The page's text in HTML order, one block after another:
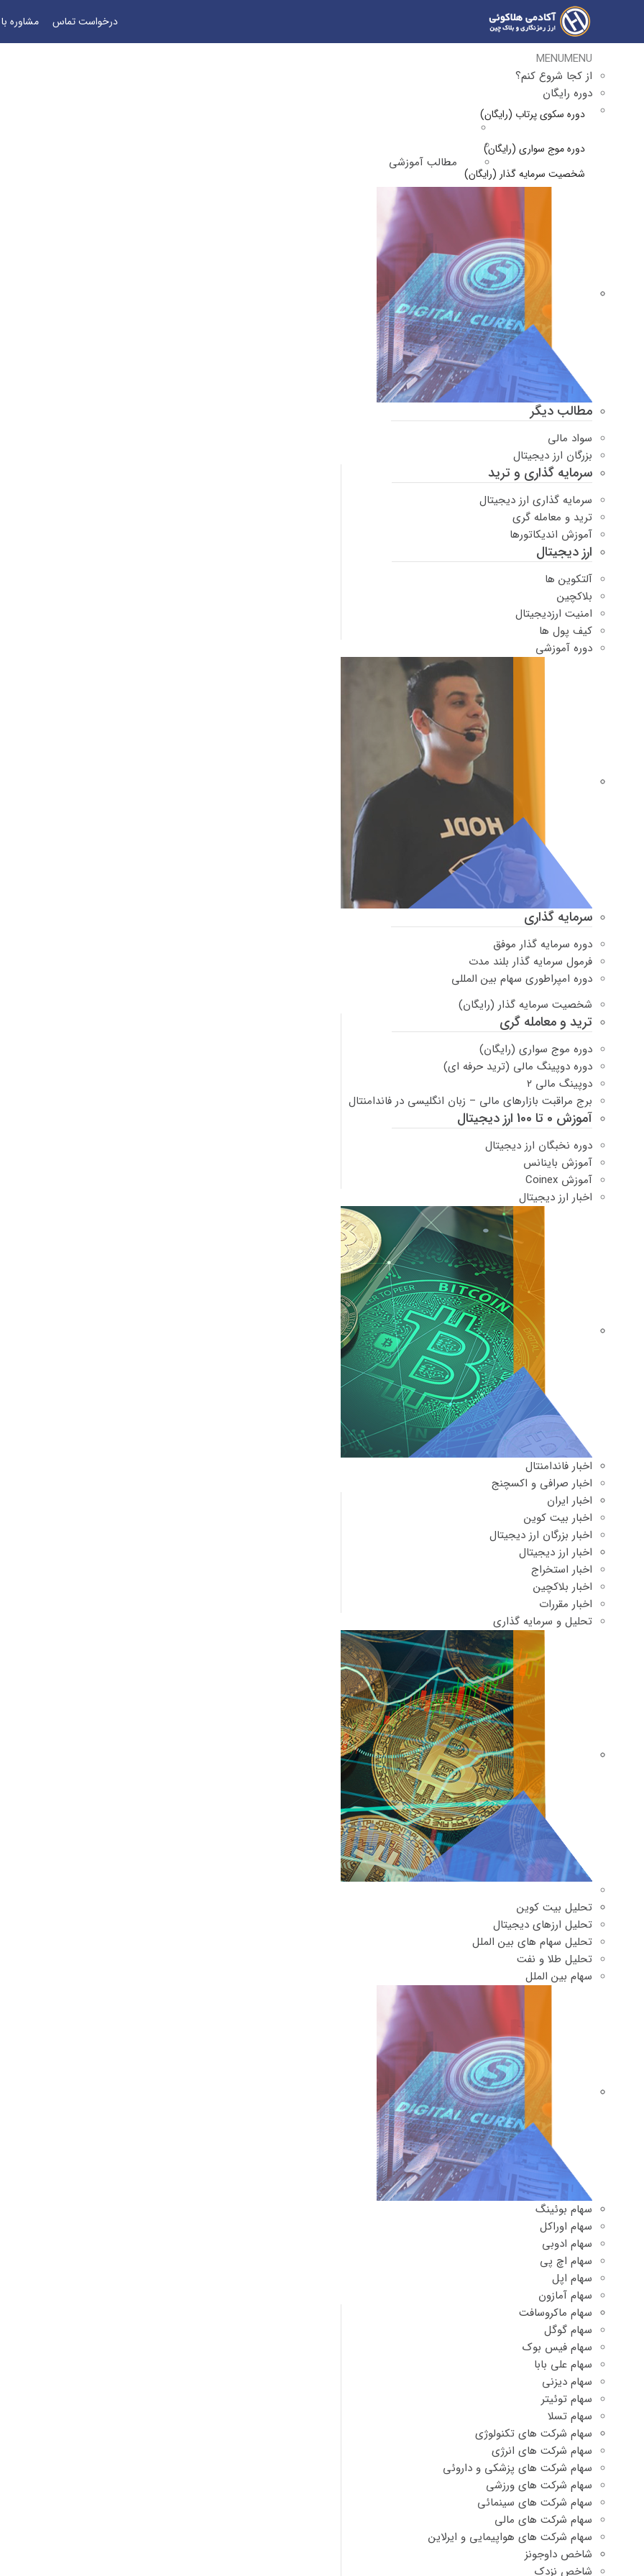
درخواست تماس مشاوره
MENUMENU
از کجا شروع کنم؟
دوره رایگان
دوره سکوی پرتاب (رایگان)
دوره موج سواری (رایگان)
شخصیت سرمایه گذار (رایگان)
مطالب آموزشی
مطالب دیگر
سواد مالی
بزرگان ارز دیجیتال
سرمایه گذاری و ترید
سرمایه گذاری ارز دیجیتال
ترید و معامله گری
آموزش اندیکاتورها
ارز دیجیتال
آلتکوین ها
بلاکچین
امنیت ارزدیجیتال
کیف پول ها
دوره‌ آموزشی
سرمایه گذاری
دوره سرمایه گذار موفق
فرمول سرمایه گذار بلند مدت
دوره امپراطوری سهام بین المللی
شخصیت سرمایه گذار (رایگان)
ترید و معامله گری
دوره موج سواری (رایگان)
دوره دوپینگ مالی (ترید حرفه ای)
دوپینگ مالی ۲
برج مراقبت بازارهای مالی – زبان انگلیسی در فاندامنتال
آموزش 0 تا 100 ارز دیجیتال
دوره نخبگان ارز دیجیتال
آموزش باینانس
آموزش Coinex
اخبار ارز دیجیتال
اخبار فاندامنتال
اخبار صرافی و اکسچنج
اخبار ایران
اخبار بیت کوین
اخبار بزرگان ارز دیجیتال
اخبار ارز دیجیتال
اخبار استخراج
اخبار بلاکچین
اخبار مقررات
تحلیل و سرمایه گذاری
تحلیل بیت کوین
تحلیل ارزهای دیجیتال
تحلیل سهام های بین الملل
تحلیل طلا و نفت
سهام بین الملل
سهام بوئینگ
سهام اوراکل
سهام ادوبی
سهام اچ پی
سهام اپل
سهام آمازون
سهام ماکروسافت
سهام گوگل
سهام فیس بوک
سهام علی بابا
سهام دیزنی
سهام توئیتر
سهام تسلا
سهام شرکت های تکنولوژی
سهام شرکت های انرژی
سهام شرکت های پزشکی و داروئی
سهام شرکت های ورزشی
سهام شرکت های سینمائی
سهام شرکت های مالی
سهام شرکت های هواپیمایی و ایرلاین
شاخص داوجونز
شاخص نزدک